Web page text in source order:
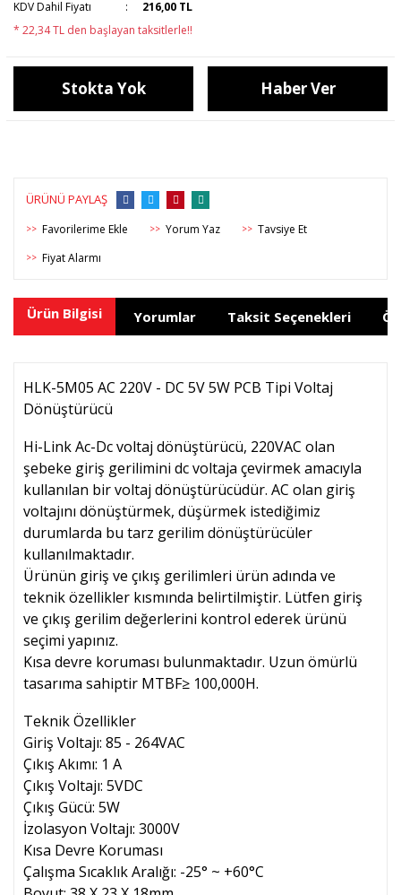
KDV Dahil Fiyatı
216,00 TL
* 22,34 TL den başlayan taksitlerle!!
Stokta Yok Haber Ver
ÜRÜNÜ PAYLAŞ
>> >> Yorum Yaz >> Tavsiye Et
>> Fiyat Alarmı
Ürün Bilgisi Yorumlar Taksit Seçenekleri
HLK-5M05 AC 220V - DC 5V 5W PCB Tipi Voltaj
Dönüştürücü
Hi-Link Ac-Dc voltaj dönüştürücü, 220VAC olan
şebeke giriş gerilimini dc voltaja çevirmek amacıyla
kullanılan bir voltaj dönüştürücüdür. AC olan giriş
voltajını dönüştürmek, düşürmek istediğimiz
durumlarda bu tarz gerilim dönüştürücüler
kullanılmaktadır.
Ürünün giriş ve çıkış gerilimleri ürün adında ve
teknik özellikler kısmında belirtilmiştir. Lütfen giriş
ve çıkış gerilim değerlerini kontrol ederek ürünü
seçimi yapınız.
Kısa devre koruması bulunmaktadır. Uzun ömürlü
tasarıma sahiptir MTBF≥ 100,000H.
Teknik Özellikler
Giriş Voltajı: 85 - 264VAC
Çıkış Akımı: 1 A
Çıkış Voltajı: 5VDC
Çıkış Gücü: 5W
İzolasyon Voltajı: 3000V
Kısa Devre Koruması
Çalışma Sıcaklık Aralığı: -25° ~ +60°C